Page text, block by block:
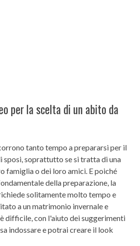
per la scelta di un abito da
tanto tempo a prepararsi per il
sposi, soprattutto se si tratta di una
famiglia o dei loro amici. E poiché
della preparazione, la
solitamente molto tempo e
a un matrimonio invernale e
difficile, con l'aiuto dei suggerimenti
indossare e potrai creare il look